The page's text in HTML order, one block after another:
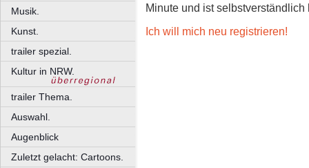
Musik.
Kunst.
trailer spezial.
Kultur in NRW.
trailer Thema.
Auswahl.
Augenblick
Zuletzt gelacht: Cartoons.
Minute und ist selbstverständlich
Ich will mich neu registrieren!